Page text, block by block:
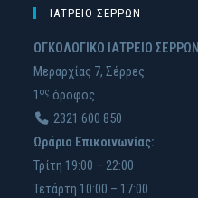
ΙΑΤΡΕΙΟ ΣΕΡΡΩΝ
ΟΓΚΟΛΟΓΙΚΟ ΙΑΤΡΕΙΟ ΣΕΡΡΩΝ
Μεραρχίας 7, Σέρρες
1ος όροφος
2321 600 850
Ωράριο Επικοινωνίας:
Τρίτη 19:00 – 22:00
Τετάρτη 10:00 – 17:00